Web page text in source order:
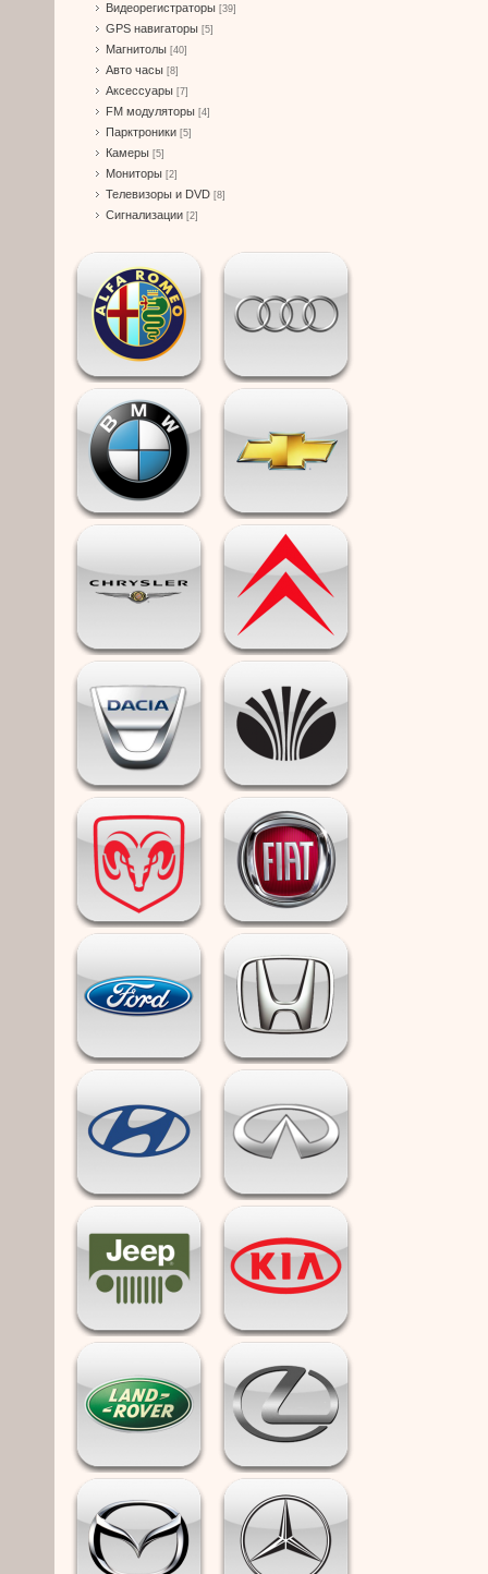
Видеорегистраторы [39]
GPS навигаторы [5]
Магнитолы [40]
Авто часы [8]
Аксессуары [7]
FM модуляторы [4]
Парктроники [5]
Камеры [5]
Мониторы [2]
Телевизоры и DVD [8]
Сигнализации [2]